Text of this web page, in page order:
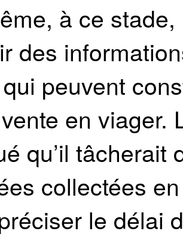
à ce
des
peuvent
en viager.
qu’il tâcherait
collectées
le délai